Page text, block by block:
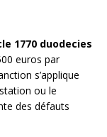
1770 duodecies
euros par
s’applique
ou le
des défauts